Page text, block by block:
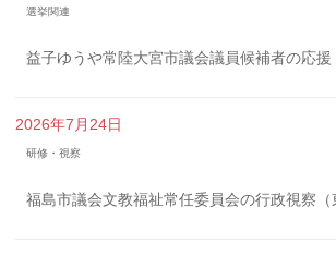
選挙関連
益子ゆうや常陸大宮市議会議員候補者の応援
2026年7月24日
研修・視察
福島市議会文教福祉常任委員会の行政視察（